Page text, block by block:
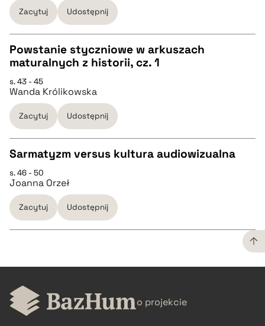
BIBTEX
pobierz cytat
Zacytuj Udostępnij
CZYSTY TEKST
pobierz cytat
BIBTEX
pobierz cytat
Powstanie styczniowe w arkuszach
maturalnych z historii, cz. 1
s. 43 - 45
Wanda Królikowska
Zacytuj Udostępnij
CZYSTY TEKST
pobierz cytat
Sarmatyzm versus kultura audiowizualna
s. 46 - 50
Joanna Orzeł
Zacytuj Udostępnij
CZYSTY TEKST
pobierz cytat o projekcie